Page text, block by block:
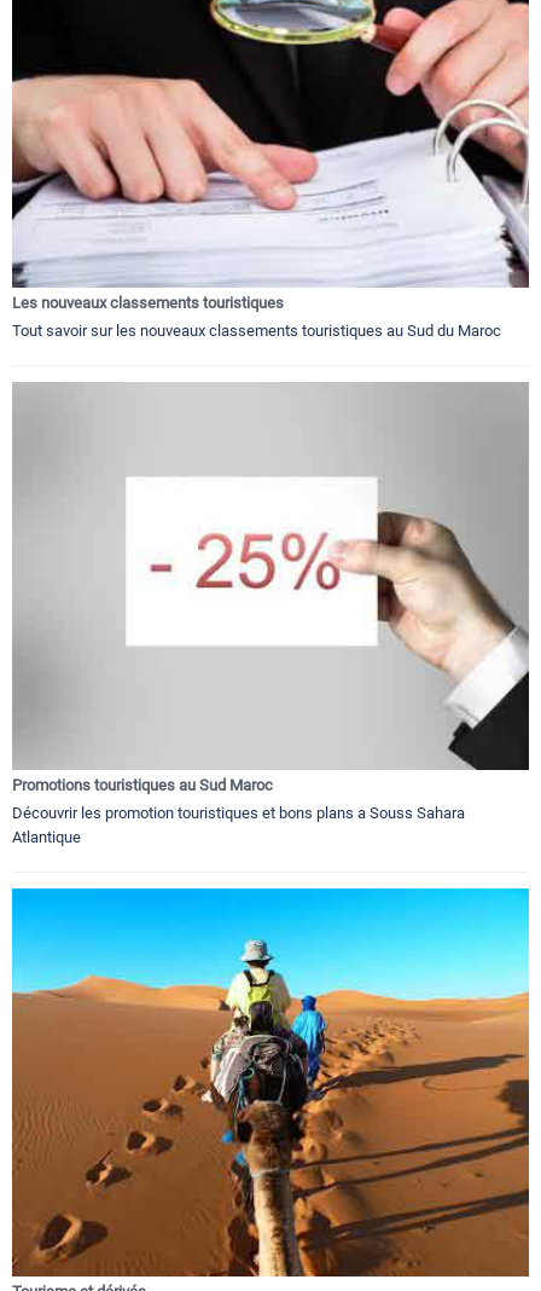
Les nouveaux classements touristiques
Tout savoir sur les nouveaux classements touristiques au Sud du Maroc
Promotions touristiques au Sud Maroc
Découvrir les promotion touristiques et bons plans a Souss Sahara
Atlantique